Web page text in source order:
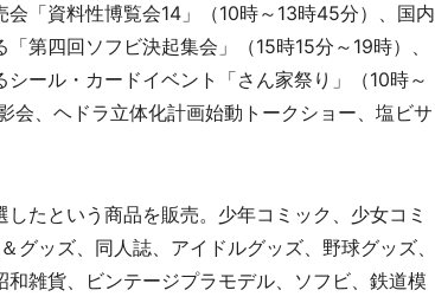
「資料性博覧会14」（10時～13時45分）、国内
第四回ソフビ決起集会」（15時15分～19時）、
ール・カードイベント「さん家祭り」（10時～
会、ヘドラ立体化計画始動トークショー、塩ビサ
たという商品を販売。少年コミック、少女コミ
ッズ、同人誌、アイドルグッズ、野球グッズ、
雑貨、ビンテージプラモデル、ソフビ、鉄道模